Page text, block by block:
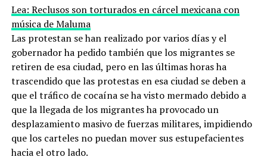
Lea: Reclusos son torturados en cárcel mexicana con
música de Maluma
Las protestan se han realizado por varios días y el
gobernador ha pedido también que los migrantes se
retiren de esa ciudad, pero en las últimas horas ha
trascendido que las protestas en esa ciudad se deben a
que el tráfico de cocaína se ha visto mermado debido a
que la llegada de los migrantes ha provocado un
desplazamiento masivo de fuerzas militares, impidiendo
que los carteles no puedan mover sus estupefacientes
hacia el otro lado.